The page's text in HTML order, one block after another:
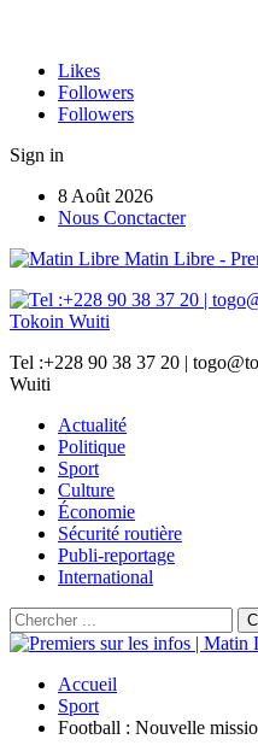
Likes
Followers
Followers
Sign in
8 Août 2026
Nous Conctacter
Matin Libre -
Tel :+228 90 38 37 20 |
Wuiti
Actualité
Politique
Sport
Culture
Économie
Sécurité routière
Publi-reportage
International
Accueil
Sport
Football : Nouvelle